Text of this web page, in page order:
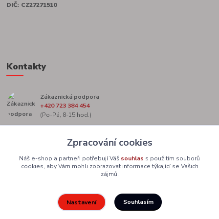
DIČ: CZ27271510
Kontakty
Zákaznická podpora
+420 723 384 454
(Po-Pá, 8-15 hod.)
Upravit sběr cookies.
Zpracování cookies
Náš e-shop a partneři potřebují Váš souhlas s použitím souborů
cookies, aby Vám mohli zobrazovat informace týkající se Vašich
zájmů.
Nastavení Souhlasím